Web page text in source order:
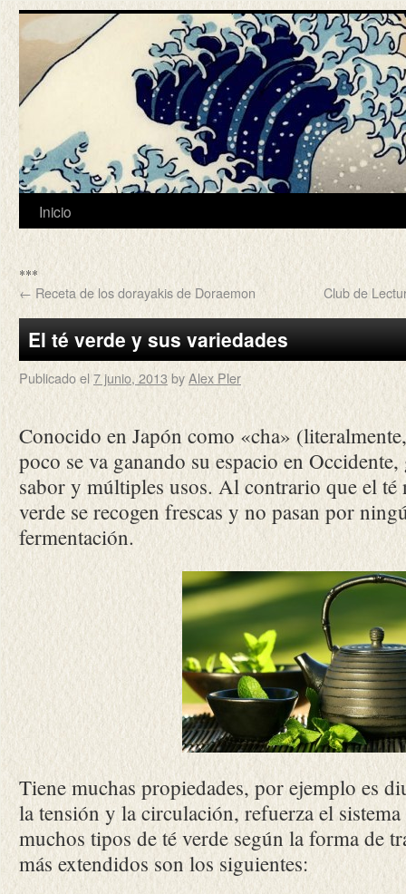
Inicio
***
← Receta de los dorayakis de Doraemon Club de
El té verde y sus variedades
Publicado el 7 junio, 2013 byAlex Pler
Conocido en Japón como «cha»
poco se va ganando su espacio en
sabor y múltiples usos. Al contrario que el té
verde se recogen frescas y no pasan por
fermentación.
Tiene muchas propiedades, por ejemplo es
la tensión y la circulación, refuerza el
muchos tipos de té verde según la forma de
más extendidos son los siguientes: